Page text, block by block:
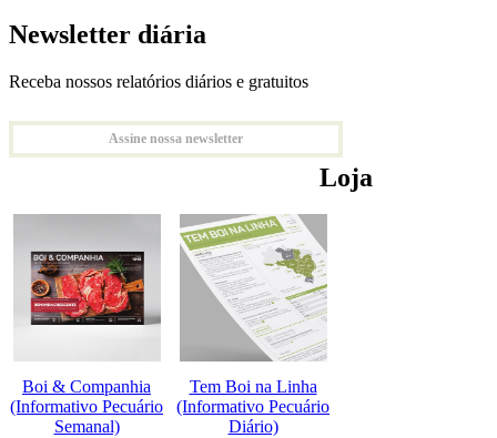
Newsletter diária
Receba nossos relatórios diários e gratuitos
Assine nossa newsletter
Loja
Boi & Companhia
(Informativo Pecuário
Semanal)
Tem Boi na Linha
(Informativo Pecuário
Diário)